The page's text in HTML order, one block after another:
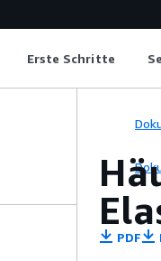
Erste Schritte
PDF